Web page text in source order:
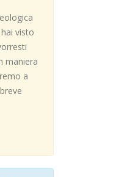
visto
maniera
a